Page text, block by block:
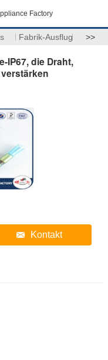
Factory
Fabrik-Ausflug >>
IP67, die Draht,
Kontakt